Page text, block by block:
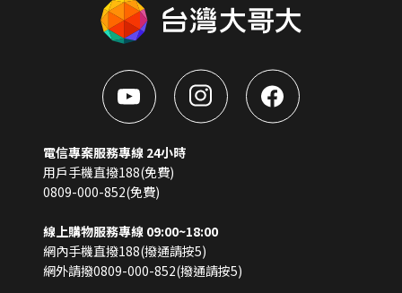
電信專案服務專線 24小時
用戶手機直撥188(免費)
0809-000-852(免費)
線上購物服務專線 09:00~18:00
網內手機直撥188(撥通請按5)
網外請撥0809-000-852(撥通請按5)